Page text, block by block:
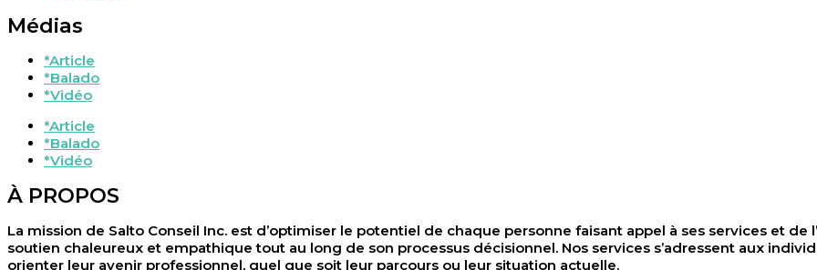
Médias
*Article
*Balado
*Vidéo
*Article
*Balado
*Vidéo
À PROPOS
La mission de Salto Conseil Inc. est d’optimiser le potentiel de chaque personne faisant appel à ses services et de
soutien chaleureux et empathique tout au long de son processus décisionnel. Nos services s’adressent aux
orienter leur avenir professionnel, quel que soit leur parcours ou leur situation actuelle.